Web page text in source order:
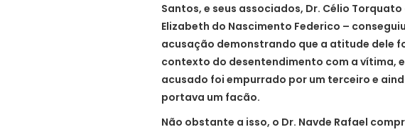
Santos, e seus associados, Dr. Célio Torquato
Elizabeth do Nascimento Federico –
acusação demonstrando que a atitude dele
contexto do desentendimento com a vítima,
acusado foi empurrado por um terceiro e
portava um facão.
Não obstante a isso, o Dr. Navde Rafael